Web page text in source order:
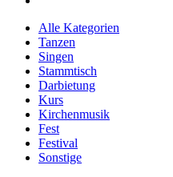
Alle Kategorien
Tanzen
Singen
Stammtisch
Darbietung
Kurs
Kirchenmusik
Fest
Festival
Sonstige